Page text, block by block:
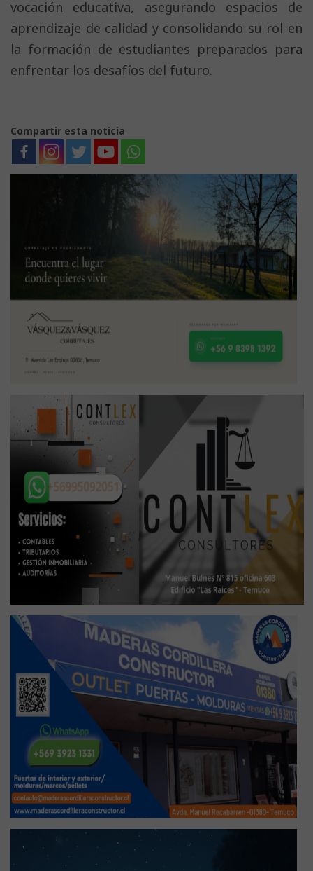
vocación educativa, asegurando espacios de
aprendizaje de calidad y consolidando su rol en
la formación de estudiantes preparados para
enfrentar los desafíos del futuro.
Compartir esta noticia